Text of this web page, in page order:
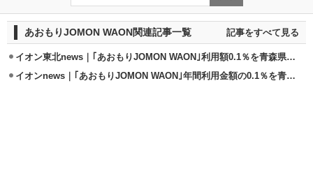
あおもりJOMON WAON関連記事一覧 記事をすべて見る
イオン東北news｜｢あおもりJOMON WAON｣利用額0.1％を青森県に寄付
イオンnews｜｢あおもりJOMON WAON｣年間利用金額の0.1％を青森県に贈呈